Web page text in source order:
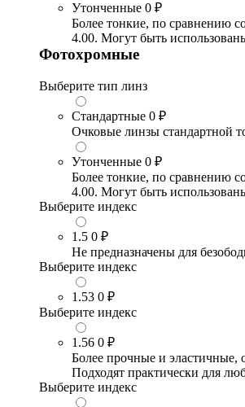
Утонченные 0 ₽
Более тонкие, по сравнению
4.00. Могут быть
Фотохромные
Выберите тип линз
Стандартные 0 ₽
Очковые линзы стандартной
Утонченные 0 ₽
Более тонкие, по сравнению
4.00. Могут быть
Выберите индекс
1.5 0 ₽
Не предназначены для
Выберите индекс
1.53 0 ₽
Выберите индекс
1.56 0 ₽
Более прочные и эластичные,
Подходят практически для
Выберите индекс